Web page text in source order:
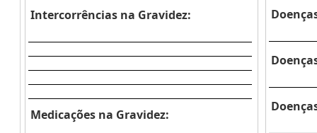
Intercorrências na Gravidez:
Medicações na Gravidez: